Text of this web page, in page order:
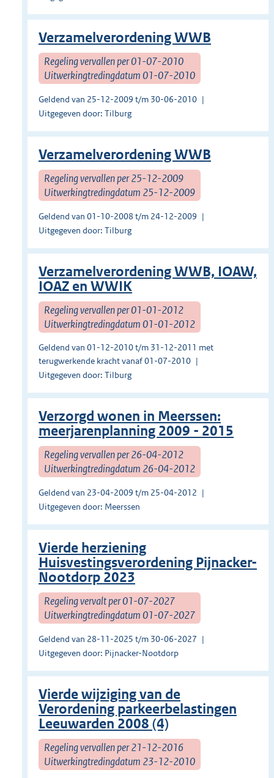
Verzamelverordening WWB
Regeling vervallen per 01-07-2010
Uitwerkingtredingdatum 01-07-2010
Geldend van 25-12-2009 t/m 30-06-2010
Uitgegeven door: Tilburg
Verzamelverordening WWB
Regeling vervallen per 25-12-2009
Uitwerkingtredingdatum 25-12-2009
Geldend van 01-10-2008 t/m 24-12-2009
Uitgegeven door: Tilburg
Verzamelverordening WWB, IOAW,
IOAZ en WWIK
Regeling vervallen per 01-01-2012
Uitwerkingtredingdatum 01-01-2012
Geldend van 01-12-2010 t/m 31-12-2011 met
terugwerkende kracht vanaf 01-07-2010
Uitgegeven door: Tilburg
Verzorgd wonen in Meerssen:
meerjarenplanning 2009 - 2015
Regeling vervallen per 26-04-2012
Uitwerkingtredingdatum 26-04-2012
Geldend van 23-04-2009 t/m 25-04-2012
Uitgegeven door: Meerssen
Vierde herziening
Huisvestingsverordening Pijnacker-
Nootdorp 2023
Regeling vervalt per 01-07-2027
Uitwerkingtredingdatum 01-07-2027
Geldend van 28-11-2025 t/m 30-06-2027
Uitgegeven door: Pijnacker-Nootdorp
Vierde wijziging van de
Verordening parkeerbelastingen
Leeuwarden 2008 (4)
Regeling vervallen per 21-12-2016
Uitwerkingtredingdatum 23-12-2010